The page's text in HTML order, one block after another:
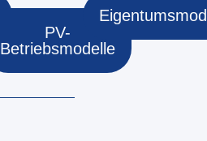
PV-
Betriebsmodelle